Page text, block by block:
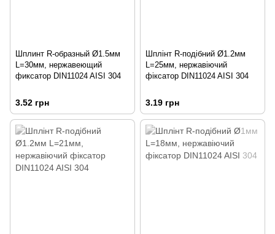
Шплинт R-образный Ø1.5мм
L=30мм, нержавеющий
фиксатор DIN11024 AISI 304
3.52 грн
Шплінт R-подібний Ø1.2мм
L=25мм, нержавіючий
фіксатор DIN11024 AISI 304
3.19 грн